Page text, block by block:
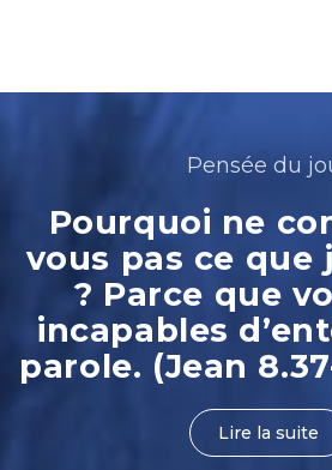
Pensée du
Pourquoi ne
vous pas ce que
? Parce que
incapables
parole. (Jean
Lire la suite